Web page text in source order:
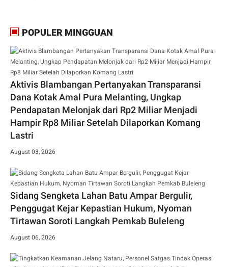
POPULER MINGGUAN
Aktivis Blambangan Pertanyakan Transparansi
Dana Kotak Amal Pura Melanting, Ungkap
Pendapatan Melonjak dari Rp2 Miliar Menjadi
Hampir Rp8 Miliar Setelah Dilaporkan Komang
Lastri
August 03, 2026
Sidang Sengketa Lahan Batu Ampar Bergulir,
Penggugat Kejar Kepastian Hukum, Nyoman
Tirtawan Soroti Langkah Pemkab Buleleng
August 06, 2026